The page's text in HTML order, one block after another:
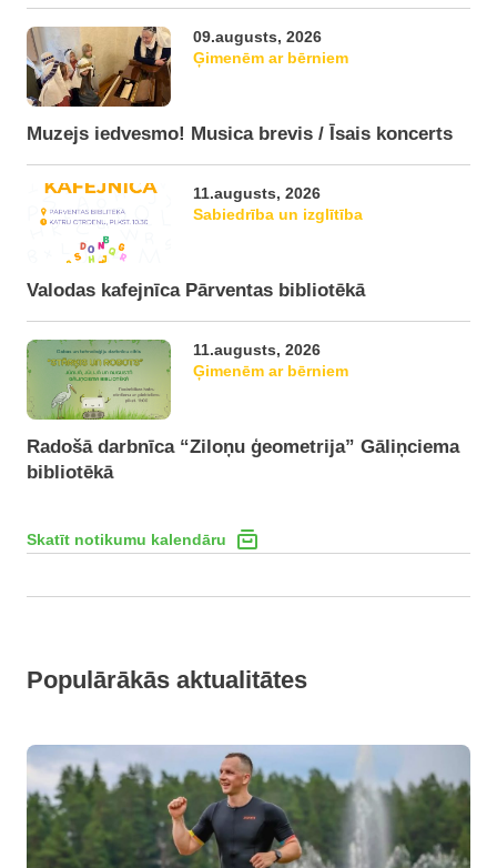
09.augusts, 2026
Ģimenēm ar bērniem
Muzejs iedvesmo! Musica brevis / Īsais koncerts
11.augusts, 2026
Sabiedrība un izglītība
Valodas kafejnīca Pārventas bibliotēkā
11.augusts, 2026
Ģimenēm ar bērniem
Radošā darbnīca “Ziloņu ģeometrija” Gāliņciema
bibliotēkā
Skatīt notikumu kalendāru
Populārākās aktualitātes